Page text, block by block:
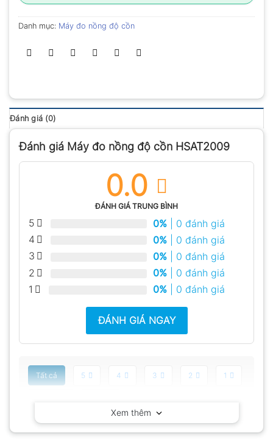
Danh mục: Máy đo nồng độ cồn
Đánh giá (0)
Đánh giá Máy đo nồng độ cồn HSAT2009
0.0
ĐÁNH GIÁ TRUNG BÌNH
5 0% | 0 đánh giá
4
0% | 0 đánh giá
3
0% | 0 đánh giá
2
0% | 0 đánh giá
1
0% | 0 đánh giá
ĐÁNH GIÁ NGAY
Tất cả 5 4 3 2 1
Chưa có đánh giá nào.
Xem thêm